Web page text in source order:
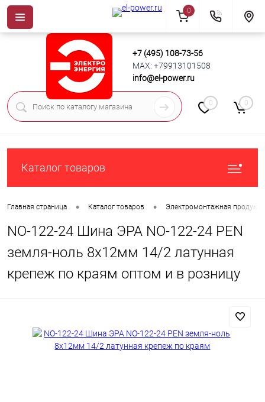
+7 (495) 108-73-56
MAX: +79913101508
info@el-power.ru
0 0
Каталог товаров
Главная страница • Каталог товаров • Электромонтажная
NO-122-24 Шина ЭРА NO-122-24 PEN
земля-ноль 8х12мм 14/2 латунная
крепеж по краям оптом и в розницу
0